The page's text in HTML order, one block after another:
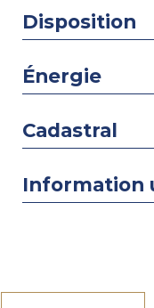
Disposition
Énergie
Cadastral
Information